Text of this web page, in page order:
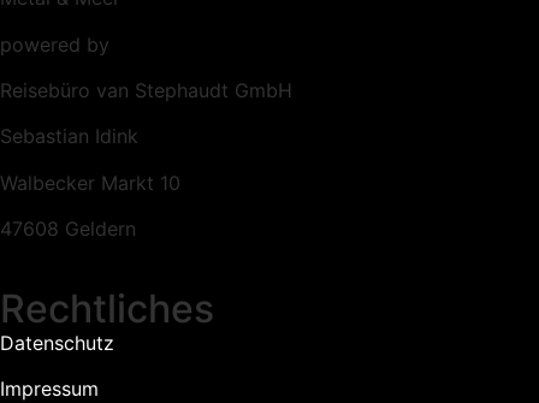
powered by
Reisebüro van Stephaudt GmbH
Sebastian Idink
Walbecker Markt 10
47608 Geldern
Rechtliches
Datenschutz
Impressum